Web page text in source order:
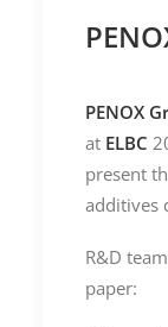
PENOX
at ELBC
present
additives
R&D
paper: